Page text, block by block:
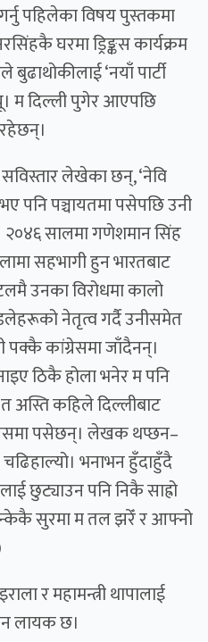
पहिलेका विषय पुस्तकमा
घरमा ड्रिङ्कस कार्यक्रम
‘नयाँ पार्टी
म दिल्ली पुगेर आएपछि
लेखेका छन्, ‘नेवि
पनि पञ्चायतमा पसेपछि उनी
सालमा गणेशमान सिंह
सहभागी हुन भारतबाट
उनका विरोधमा कालो
नेतृत्व गर्दै उनीसमेत
पक्कै कांग्रेसमा जाँदैनन्।
ठिकै होला भनेर म पनि
अस्ति कहिले दिल्लीबाट
पसेछन्। लेखक थप्छन–
चढिहाल्यो। भनाभन हुँदाहुँदै
छुट्याउन पनि निकै साह्रो
सन्केकै सुरमा म तल झरेँ र आफ्नो
र महामन्त्री थापालाई
लायक छ।